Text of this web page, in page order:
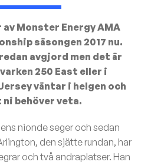
Monster Energy AMA
säsongen 2017 nu.
avgjord men det är
250 East eller i
väntar i helgen och
behöver veta.
nionde seger och sedan
den sjätte rundan, har
och två andraplatser. Han